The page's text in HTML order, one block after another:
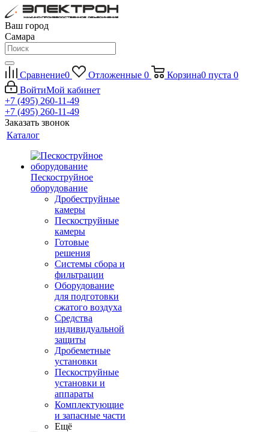
Ваш город
Самара
Сравнение0 Отложенные 0 Корзина0 пуста 0
ВойтиМой кабинет
+7 (495) 260-11-49
+7 (495) 260-11-49
Заказать звонок
Каталог
Пескоструйное
оборудование
Дробеструйные
камеры
Пескоструйные
камеры
Готовые
решения
Системы сбора и
фильтрации
Оборудование
для подготовки
сжатого воздуха
Средства
индивидуальной
защиты
Дробеметные
установки
Пескоструйные
установки и
аппараты
Комплектующие
и запасные части
Ещё